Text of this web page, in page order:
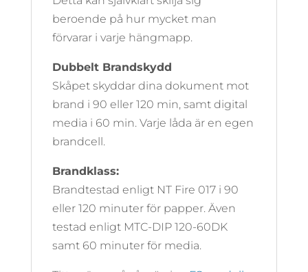
beroende på hur mycket man
förvarar i varje hängmapp.
Dubbelt Brandskydd
Skåpet skyddar dina dokument mot
brand i 90 eller 120 min, samt digital
media i 60 min. Varje låda är en egen
brandcell.
Brandklass:
Brandtestad enligt NT Fire 017 i 90
eller 120 minuter för papper. Även
testad enligt MTC-DIP 120-60DK
samt 60 minuter för media.